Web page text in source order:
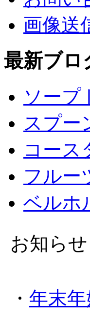
画像送
最新ブロ
ソープ
スプー
コース
フルー
ベルホ
お知らせ
・ 年末